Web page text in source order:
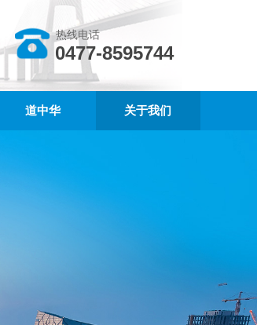
热线电话
0477-8595744
道中华 关于我们